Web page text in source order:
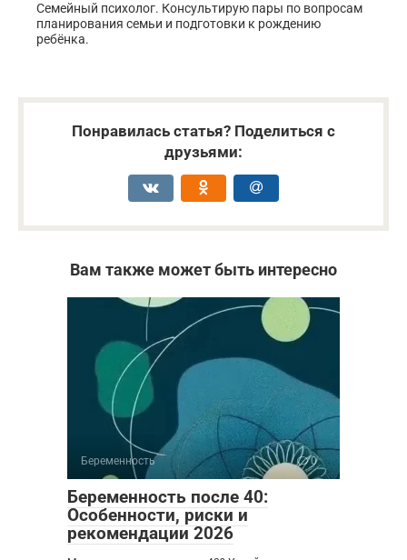
Семейный психолог. Консультирую пары по вопросам
планирования семьи и подготовки к рождению
ребёнка.
Понравилась статья? Поделиться с
друзьями:
Вам также может быть интересно
Беременность 0
Беременность после 40:
Особенности, риски и
рекомендации 2026